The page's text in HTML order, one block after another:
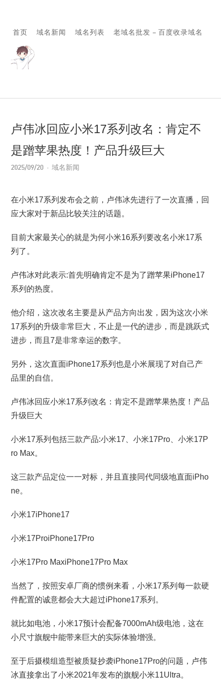
首页 域名新闻 域名列表 老域名批发 – 百度收录域名
卢伟冰回应小米17系列改名：肯定不
是蹭苹果热度！产品升级巨大
2025/09/20 域名新闻
在小米17系列发布会之前，卢伟冰先进行了一次直播，回
应大家对于新品比较关注的话题。
目前大家最关心的就是为何小米16系列要改名小米17系
列了。
卢伟冰对此表示:首先明确肯定不是为了蹭苹果iPhone17
系列的热度。
他介绍，这次改名主要是从产品方向出发，因为这次小米
17系列的升级非常巨大，不止是一代的进步，而是跳跃式
进步，而且7是非常幸运的数字。
另外，这次直面iPhone17系列也是小米展现了对自己产
品里的自信。
卢伟冰回应小米17系列改名：肯定不是蹭苹果热度！产品
升级巨大
小米17系列包括三款产品:小米17、小米17Pro、小米17P
ro Max。
这三款产品定位一一对标，并且直接同代同级地直面iPho
ne。
小米17iPhone17
小米17ProiPhone17Pro
小米17Pro MaxiPhone17Pro Max
当然了，按照安卓厂商的惯例来看，小米17系列每一款硬
件配置的诚意都会大大超过iPhone17系列。
就比如电池，小米17预计会配备7000mAh级电池，这在
小尺寸旗舰中能带来巨大的实际体验增强。
至于后摄模组造型被质疑抄袭iPhone17Pro的问题，卢伟
冰直接拿出了小米2021年发布的旗舰小米11Ultra。